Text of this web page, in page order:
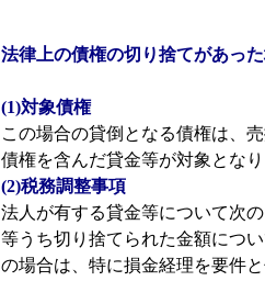
法律上の債権の切り捨てがあっ
(1)対象債権
この場合の貸倒となる債権は、
債権を含んだ貸金等が対象となり
(2)税務調整事項
法人が有する貸金等について次
等うち切り捨てられた金額につ
の場合は、特に損金経理を要件